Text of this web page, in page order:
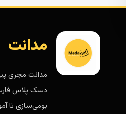
مدانت
دسک پلاس
بومی‌سازی تا